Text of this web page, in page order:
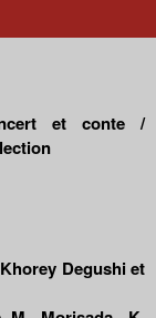
et conte /
Degushi et